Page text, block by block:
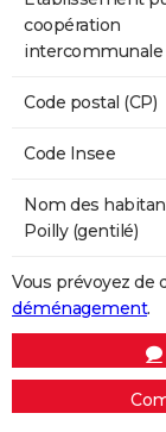
coopération
intercommunale
Code postal (CP)
Code Insee
Nom des
Poilly (gentilé)
Vous prévoyez de
déménagement.